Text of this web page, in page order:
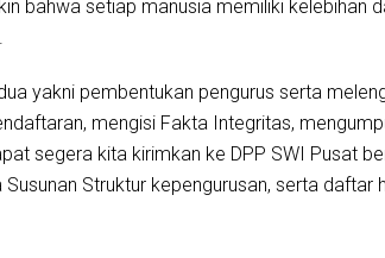
bahwa setiap manusia memiliki kelebihan
yakni pembentukan pengurus serta
mengisi Fakta Integritas,
segera kita kirimkan ke DPP SWI Pusat
Struktur kepengurusan, serta daftar